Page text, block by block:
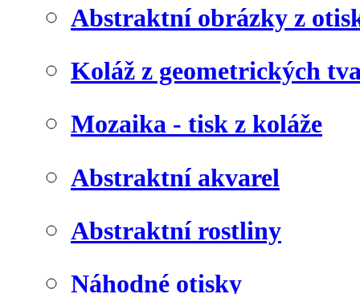
Abstraktní obrázky z
Koláž z geometrických
Mozaika - tisk z koláže
Abstraktní akvarel
Abstraktní rostliny
Náhodné otisky